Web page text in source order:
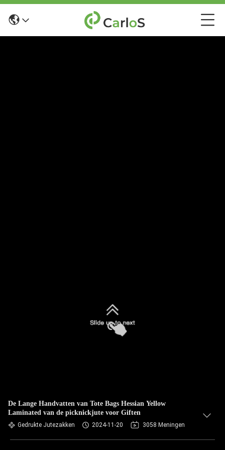
De Lange Handvatten van Tote Bags Hessian Yellow
Laminated van de picknickjute voor Giften
Gedrukte Jutezakken 2024-11-20 3058 Meningen